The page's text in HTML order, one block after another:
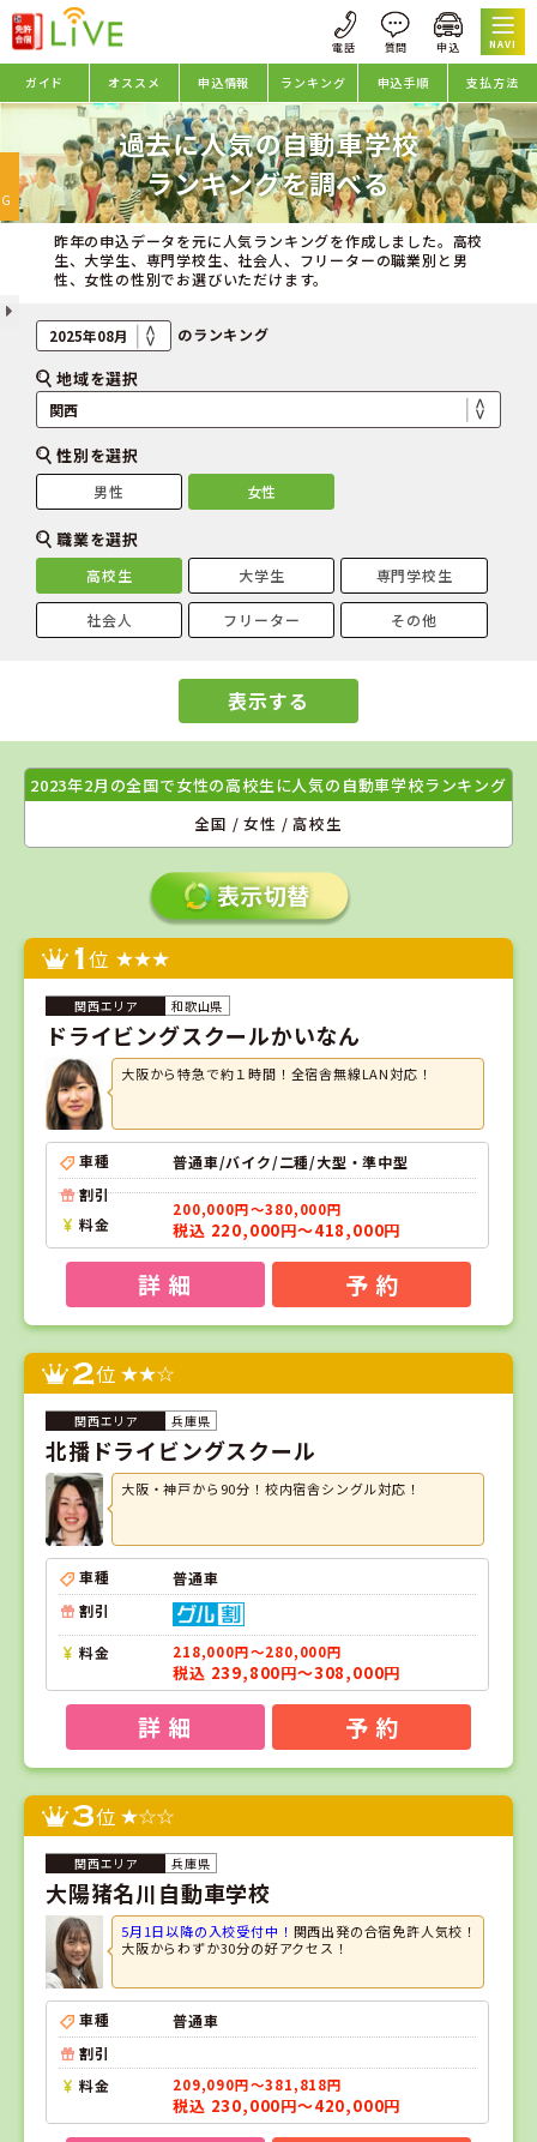
NAVI
ガイド オススメ 申込情報 ランキング 申込手順 支払方法
過去に人気の自動車学校
ランキングを調べる
昨年の申込データを元に人気ランキングを作成しました。高校
生、大学生、専門学校生、社会人、フリーターの職業別と男
性、女性の性別でお選びいただけます。
のランキング
地域を選択
性別を選択
男性 女性
職業を選択
高校生 大学生 専門学校生
社会人 フリーター その他
表示する
2023年2月の全国で女性の高校生に人気の自動車学校ランキング
全国 / 女性 / 高校生
1位
和歌山県
ドライビングスクールかいなん
大阪から特急で約１時間！全宿舎無線LAN対応！
車種
普通車/バイク/二種/大型・準中型
割引
料金
200,000円～380,000円
税込 220,000円～418,000円
詳 細 予 約
2位
兵庫県
北播ドライビングスクール
大阪・神戸から90分！校内宿舎シングル対応！
車種
普通車
割引
料金 218,000円～280,000円
税込 239,800円～308,000円
詳 細 予 約
3位
兵庫県
大陽猪名川自動車学校
5月1日以降の入校受付中！ 関西出発の合宿免許人気校！
大阪からわずか30分の好アクセス！
車種
普通車
割引
料金
209,090円～381,818円
税込 230,000円～420,000円